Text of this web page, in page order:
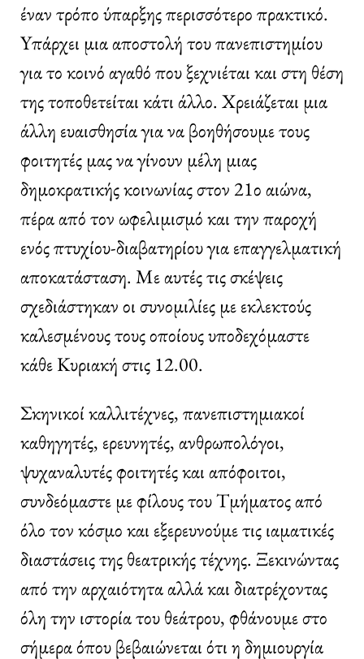
έναν τρόπο ύπαρξης περισσότερο πρακτικό.
Yπάρχει μια αποστολή του πανεπιστημίου
για το κοινό αγαθό που ξεχνιέται και στη θέση
της τοποθετείται κάτι άλλο. Χρειάζεται μια
άλλη ευαισθησία για να βοηθήσουμε τους
φοιτητές μας να γίνουν μέλη μιας
δημοκρατικής κοινωνίας στον 21ο αιώνα,
πέρα από τον ωφελιμισμό και την παροχή
ενός πτυχίου-διαβατηρίου για επαγγελματική
αποκατάσταση. Με αυτές τις σκέψεις
σχεδιάστηκαν οι συνομιλίες με εκλεκτούς
καλεσμένους τους οποίους υποδεχόμαστε
κάθε Κυριακή στις 12.00.
Σκηνικοί καλλιτέχνες, πανεπιστημιακοί
καθηγητές, ερευνητές, ανθρωπολόγοι,
ψυχαναλυτές φοιτητές και απόφοιτοι,
συνδεόμαστε με φίλους του Τμήματος από
όλο τον κόσμο και εξερευνούμε τις ιαματικές
διαστάσεις της θεατρικής τέχνης. Ξεκινώντας
από την αρχαιότητα αλλά και διατρέχοντας
όλη την ιστορία του θεάτρου, φθάνουμε στο
σήμερα όπου βεβαιώνεται ότι η δημιουργία